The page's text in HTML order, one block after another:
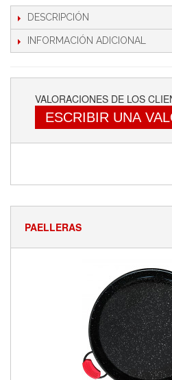
DESCRIPCIÓN
INFORMACIÓN ADICIONAL
VALORACIONES DE LOS
ESCRIBIR UNA
PAELLERAS